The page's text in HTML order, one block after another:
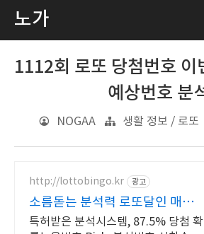
노가
1112회 로또 당첨번호 이
예상번호 분
NOGAA 생활 정보 / 로또
http://lottobingo.kr 광고
소름돋는 분석력 로또달인 매주
2등 이상 당첨자 속출
특허받은 분석시스템, 87.5% 당첨 확